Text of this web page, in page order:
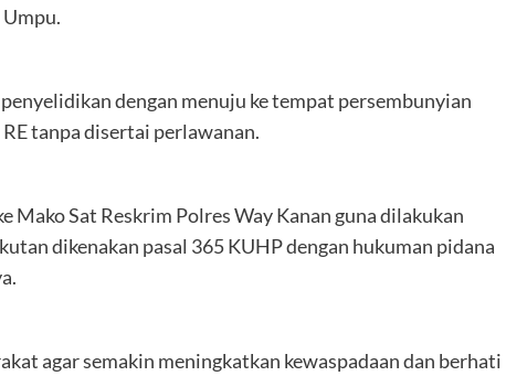
dengan menuju ke tempat persembunyian
tanpa disertai perlawanan.
Mako Sat Reskrim Polres Way Kanan guna dilakukan
dikenakan pasal 365 KUHP dengan hukuman pidana
agar semakin meningkatkan kewaspadaan dan berhati